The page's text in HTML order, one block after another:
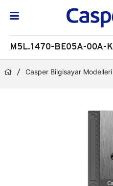
M5L.1470-BE05A-00A-K
Casper Bilgisayar Modelleri